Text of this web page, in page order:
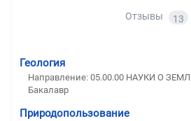
Отзывы 13
Геология
Направление: 05.00.00 НАУКИ О
Бакалавр
Природопользование